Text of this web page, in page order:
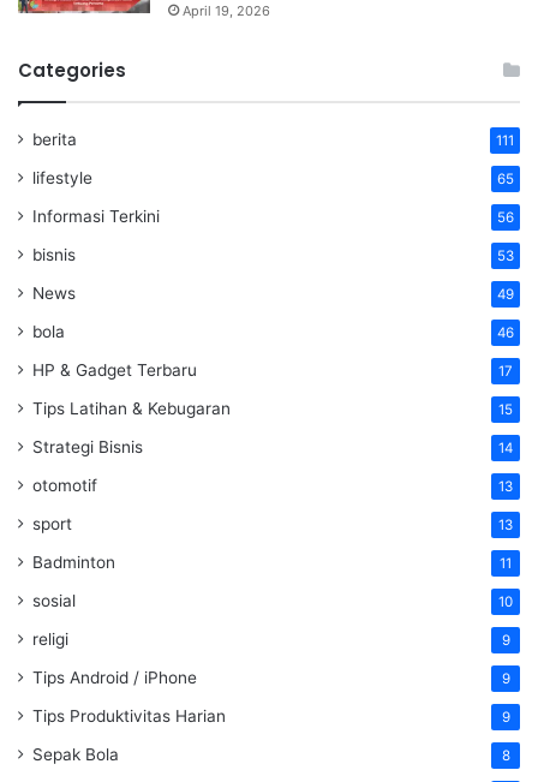
April 19, 2026
Categories
berita 111
lifestyle 65
Informasi Terkini 56
bisnis 53
News 49
bola 46
HP & Gadget Terbaru 17
Tips Latihan & Kebugaran 15
Strategi Bisnis 14
otomotif 13
sport 13
Badminton 11
sosial 10
religi 9
Tips Android / iPhone 9
Tips Produktivitas Harian 9
Sepak Bola 8